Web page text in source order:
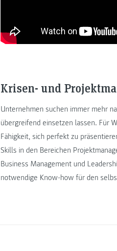
Krisen- und
Unternehmen suchen immer mehr
übergreifend einsetzen lassen. Für
Fähigkeit, sich perfekt zu
Skills in den Bereichen
Business Management und
notwendige Know-how für den